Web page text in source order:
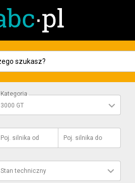
Kategoria
3000 GT
Poj. silnika od Poj. silnika do
Stan techniczny